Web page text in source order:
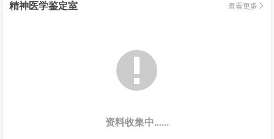
精神医学鉴定室 查看更多 

资料收集中......